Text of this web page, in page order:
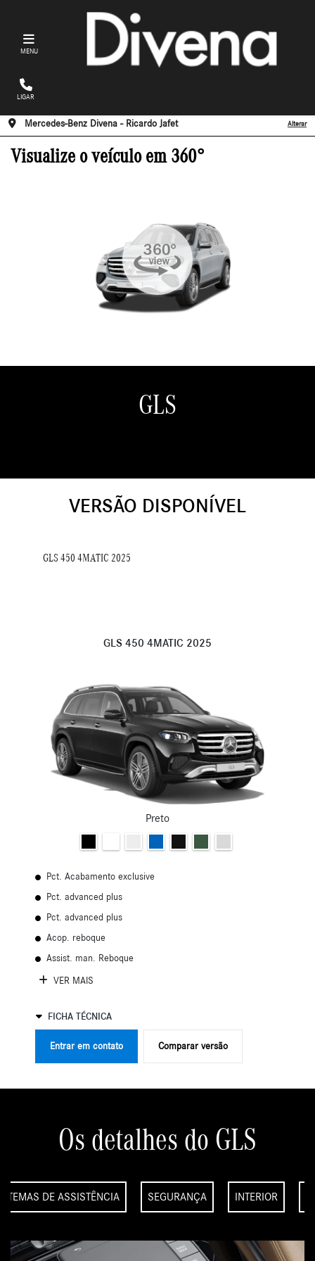
MENU
LIGAR
Mercedes-Benz Divena - Ricardo Jafet Alterar
Visualize o veículo em 360°
GLS
VERSÃO DISPONÍVEL
GLS 450 4MATIC 2025
GLS 450 4MATIC 2025
Preto
Pct. Acabamento exclusive
Pct. advanced plus
Pct. advanced plus
Acop. reboque
Assist. man. Reboque
VER MAIS
FICHA TÉCNICA
Entrar em contato Comparar versão
Os detalhes do GLS
DE ASSISTÊNCIA SEGURANÇA INTERIOR